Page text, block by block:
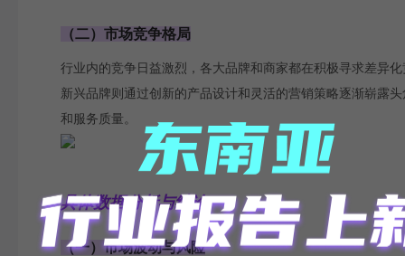
（二）市场竞争格局
行业内的竞争日益激烈，各大品牌和商家都在积极寻求差异
新兴品牌则通过创新的产品设计和灵活的营销策略逐渐崭露
和服务质量。
具体数据分析与结论
（一）市场波动与风险